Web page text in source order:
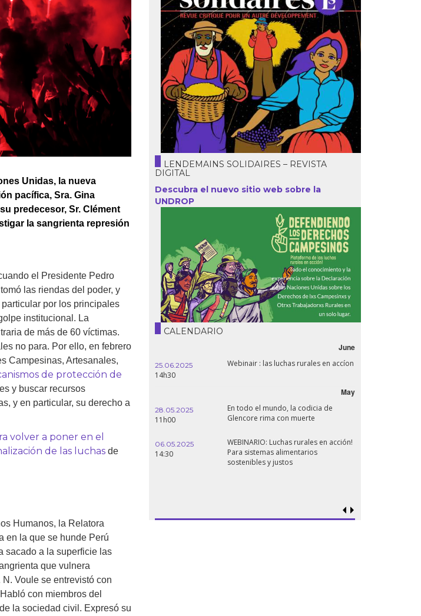
Unidas, la nueva
pacífica, Sra. Gina
predecesor, Sr. Clément
la sangrienta represión
el Presidente Pedro
las riendas del poder, y
por los principales
institucional. La
de más de 60 víctimas.
no para. Por ello, en febrero
Campesinas, Artesanales,
de protección de
y buscar recursos
y en particular, su derecho a
volver a poner en el
de las luchas de
Humanos, la Relatora
en la que se hunde Perú
sacado a la superficie las
que vulnera
Voule se entrevistó con
con miembros del
la sociedad civil. Expresó su
LENDEMAINS SOLIDAIRES – REVISTA
DIGITAL
Descubra el nuevo sitio web sobre la
UNDROP
CALENDARIO
25.06.2025
14h30
Webinair : las luchas rurales en accíon
En todo el mundo, la codicia de
Glencore rima con muerte
14:30
WEBINARIO: Luchas rurales en acción!
Para sistemas alimentarios
sostenibles y justos
16.10.2024
24.09.2024
19:00
18.09.2024